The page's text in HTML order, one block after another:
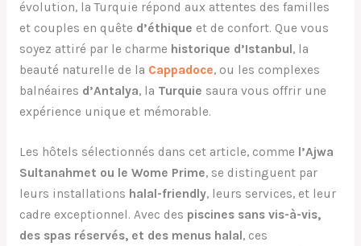
évolution, la Turquie répond aux attentes des familles
et couples en quête d’éthique et de confort. Que vous
soyez attiré par le charme historique d’Istanbul, la
beauté naturelle de la Cappadoce, ou les complexes
balnéaires d’Antalya, la Turquie saura vous offrir une
expérience unique et mémorable.
Les hôtels sélectionnés dans cet article, comme l’Ajwa
Sultanahmet ou le Wome Prime, se distinguent par
leurs installations halal-friendly, leurs services, et leur
cadre exceptionnel. Avec des piscines sans vis-à-vis,
des spas réservés, et des menus halal , ces